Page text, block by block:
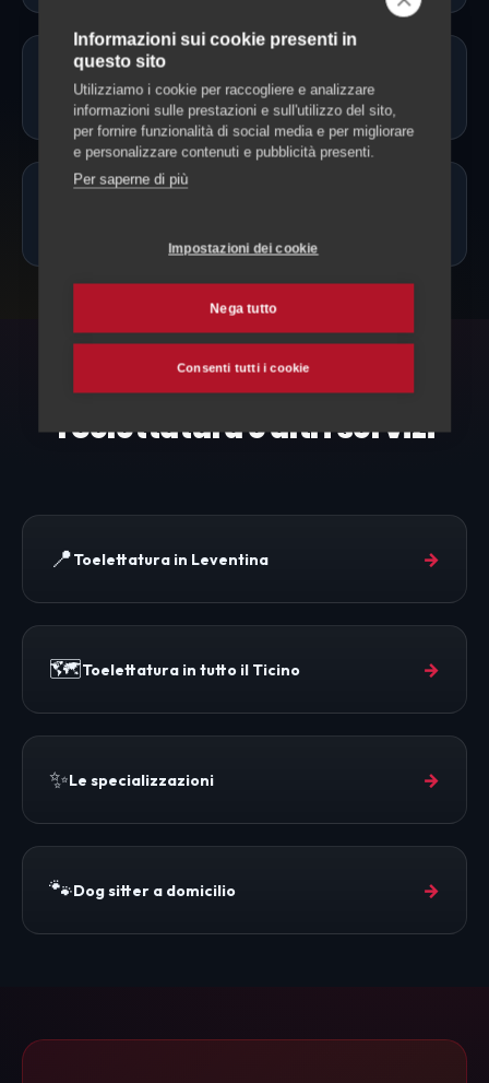
Fate toelettatura a domicilio a Prato
Leventina?
Toelettatura e altri servizi
📍Toelettatura in Leventina →
🗺️Toelettatura in tutto il Ticino →
✨Le specializzazioni →
🐾Dog sitter a domicilio →
Informazioni sui cookie presenti in
questo sito
Utilizziamo i cookie per raccogliere e analizzare
informazioni sulle prestazioni e sull'utilizzo del sito,
per fornire funzionalità di social media e per migliorare
e personalizzare contenuti e pubblicità presenti.
Per saperne di più
Impostazioni dei cookie
Nega tutto
Consenti tutti i cookie